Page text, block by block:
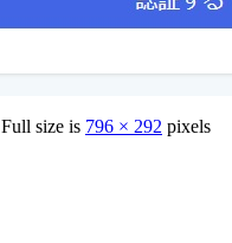
Full size is 796 × 292 pixels